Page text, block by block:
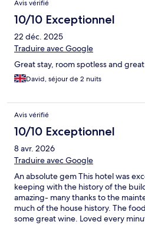
Avis vérifié
10/10 Exceptionnel
22 déc. 2025
Traduire avec Google
Great stay, room spotless and
David, séjour de 2 nuits
Avis vérifié
10/10 Exceptionnel
8 avr. 2026
Traduire avec Google
An absolute gem This hotel was
keeping with the history of the
amazing- many thanks to the
much of the house history. The
some great wine. Loved every